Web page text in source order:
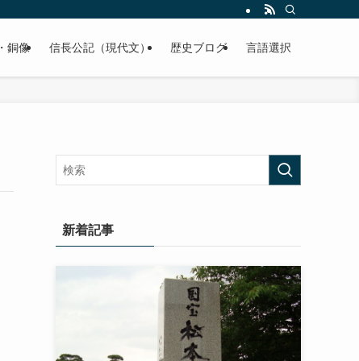
紹介致します。
銅像 信長公記（現代文） 歴史ブログ 言語選択
新着記事